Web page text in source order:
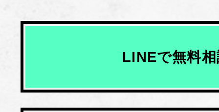
LINEで無料